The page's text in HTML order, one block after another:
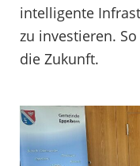
intelligente
zu investieren.
die Zukunft.